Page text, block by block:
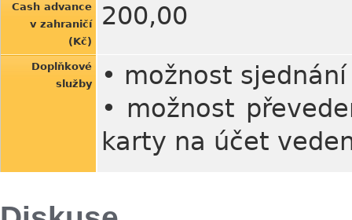
Cash advance
v zahraničí
(Kč)
200,00
Doplňkové
služby
• možnost
• možnost
karty na účet